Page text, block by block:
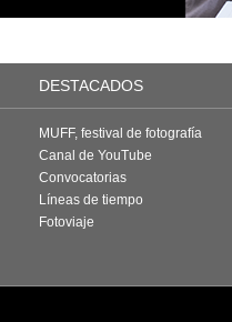
DESTACADOS
MUFF, festival de fotografía
Canal de YouTube
Convocatorias
Líneas de tiempo
Fotoviaje